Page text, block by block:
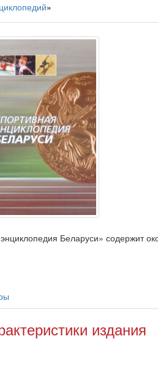
»
Беларуси» содержит
данные о
спорта.
издания